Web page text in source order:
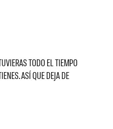
TODO EL TIEMPO
ASÍ QUE DEJA DE